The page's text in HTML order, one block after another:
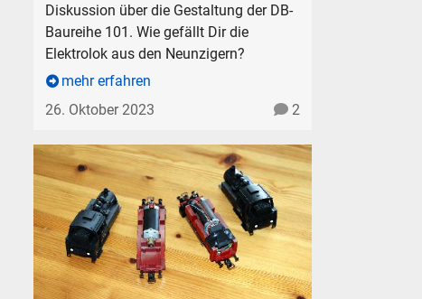
Diskussion über die Gestaltung der DB-
Baureihe 101. Wie gefällt Dir die
Elektrolok aus den Neunzigern?
mehr erfahren
26. Oktober 2023
2